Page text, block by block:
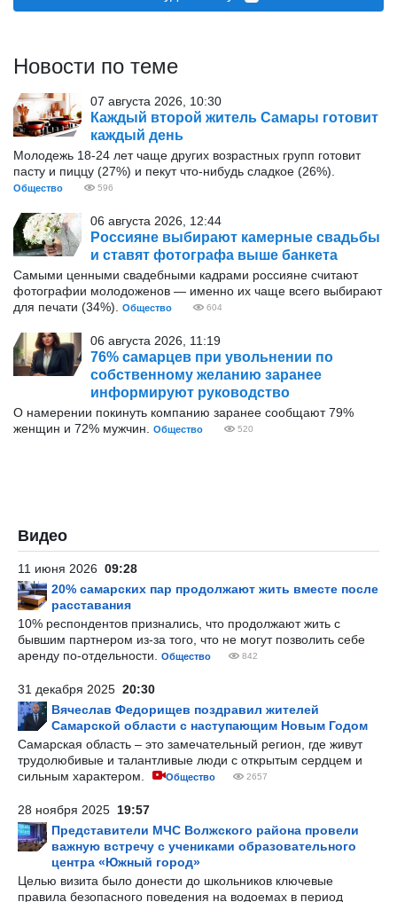
Новости по теме
07 августа 2026, 10:30
Каждый второй житель Самары готовит
каждый день
Молодежь 18-24 лет чаще других возрастных групп готовит
пасту и пиццу (27%) и пекут что-нибудь сладкое (26%).
Общество 596
06 августа 2026, 12:44
Россияне выбирают камерные свадьбы
и ставят фотографа выше банкета
Самыми ценными свадебными кадрами россияне считают
фотографии молодоженов — именно их чаще всего выбирают
для печати (34%).
Общество 604
06 августа 2026, 11:19
76% самарцев при увольнении по
собственному желанию заранее
информируют руководство
О намерении покинуть компанию заранее сообщают 79%
женщин и 72% мужчин.
Общество 520
Видео
11 июня 2026 09:28
20% самарских пар продолжают жить вместе после
расставания
10% респондентов признались, что продолжают жить с
бывшим партнером из-за того, что не могут позволить себе
аренду по-отдельности.
Общество 842
31 декабря 2025 20:30
Вячеслав Федорищев поздравил жителей
Самарской области с наступающим Новым Годом
Самарская область – это замечательный регион, где живут
трудолюбивые и талантливые люди с открытым сердцем и
сильным характером.
Общество 2657
28 ноября 2025 19:57
Представители МЧС Волжского района провели
важную встречу с учениками образовательного
центра «Южный город»
Целью визита было донести до школьников ключевые
правила безопасного поведения на водоемах в период